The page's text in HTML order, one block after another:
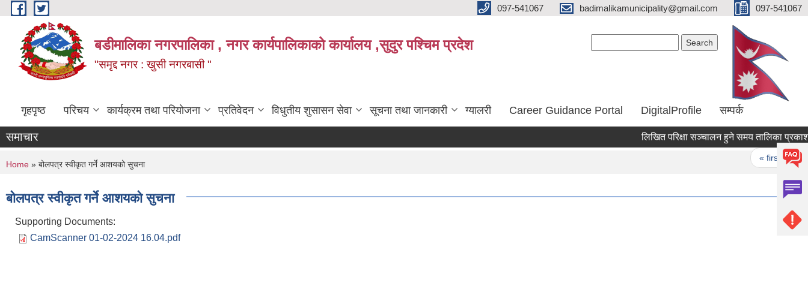
Skip to main content 097-541067 badimalikamunicipality@gmail.com 097-541067
बडीमालिका नगरपालिका , नगर कार्यपालिकाको कार्यालय ,सुदुर पश्चिम प्रदेश
"समृद्द नगर : खुसी नगरबासी "
गृहपृष्ठ परिचय कार्यक्रम तथा परियोजना प्रतिवेदन विधुतीय शुसासन सेवा सूचना तथा जानकारी ग्यालरी Career Guidance Portal DigitalProfile सम्पर्क
समाचार लिखित परिक्षा सञ्चालन हुने समय तालिका प्रकाशन
« first ‹
You are here
Home » बोलपत्र स्वीकृत गर्ने आशयको सुचना
बोलपत्र स्वीकृत गर्ने आशयको सुचना
Supporting Documents:
CamScanner 01-02-2024 16.04.pdf